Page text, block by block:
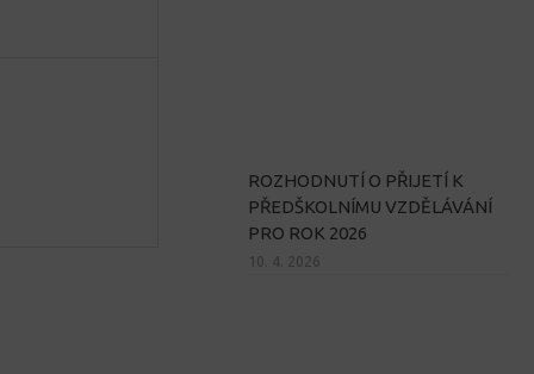
ROZHODNUTÍ O PŘIJETÍ K
PŘEDŠKOLNÍMU VZDĚLÁVÁNÍ
PRO ROK 2026
10. 4. 2026